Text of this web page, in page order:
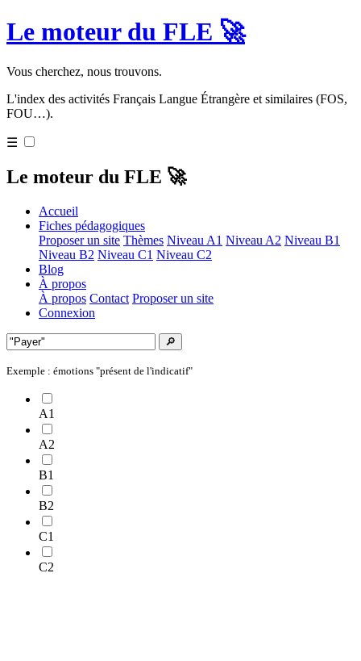
Le moteur du FLE 🚀
Vous cherchez, nous trouvons.
L'index des activités Français Langue Étrangère et similaires (FOS,
FOU…).
☰
Le moteur du FLE 🚀
Accueil
Fiches pédagogiques
Proposer un site Thèmes Niveau A1 Niveau A2 Niveau B1
Niveau B2 Niveau C1 Niveau C2
Blog
À propos
À propos Contact Proposer un site
Connexion
🔎
Exemple : émotions "présent de l'indicatif"
A1
A2
B1
B2
C1
C2